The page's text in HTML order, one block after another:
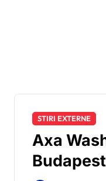
STIRI EXTERNE
Axa